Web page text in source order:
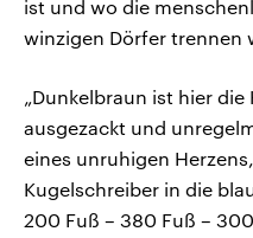
ist und wo die
winzigen Dörfer trennen
„Dunkelbraun ist hier
ausgezackt und
eines unruhigen
Kugelschreiber in die
200 Fuß – 380 Fuß –